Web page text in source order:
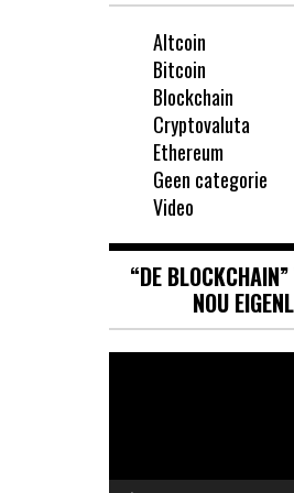
Altcoin
Bitcoin
Blockchain
Cryptovaluta
Ethereum
Geen categorie
Video
“DE
NOU